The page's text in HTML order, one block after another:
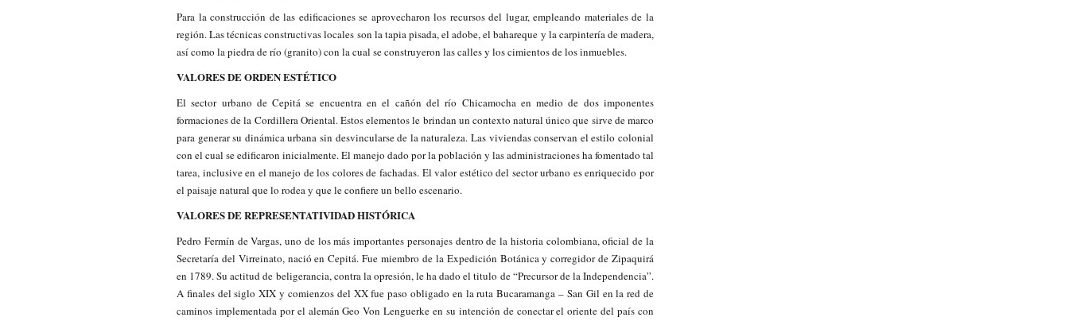
Para la construcción de las edificaciones se aprovecharon los recursos del lugar, empleando materiales de la
región. Las técnicas constructivas locales son la tapia pisada, el adobe, el bahareque y la carpintería de madera,
así como la piedra de río (granito) con la cual se construyeron las calles y los cimientos de los inmuebles.
VALORES DE ORDEN ESTÉTICO
El sector urbano de Cepitá se encuentra en el cañón del río Chicamocha en medio de dos imponentes
formaciones de la Cordillera Oriental. Estos elementos le brindan un contexto natural único que sirve de marco
para generar su dinámica urbana sin desvincularse de la naturaleza. Las viviendas conservan el estilo colonial
con el cual se edificaron inicialmente. El manejo dado por la población y las administraciones ha fomentado tal
tarea, inclusive en el manejo de los colores de fachadas. El valor estético del sector urbano es enriquecido por
el paisaje natural que lo rodea y que le confiere un bello escenario.
VALORES DE REPRESENTATIVIDAD HISTÓRICA
Pedro Fermín de Vargas, uno de los más importantes personajes dentro de la historia colombiana, oficial de la
Secretaría del Virreinato, nació en Cepitá. Fue miembro de la Expedición Botánica y corregidor de Zipaquirá
en 1789. Su actitud de beligerancia, contra la opresión, le ha dado el titulo de “Precursor de la Independencia”.
A finales del siglo XIX y comienzos del XX fue paso obligado en la ruta Bucaramanga – San Gil en la red de
caminos implementada por el alemán Geo Von Lenguerke en su intención de conectar el oriente del país con